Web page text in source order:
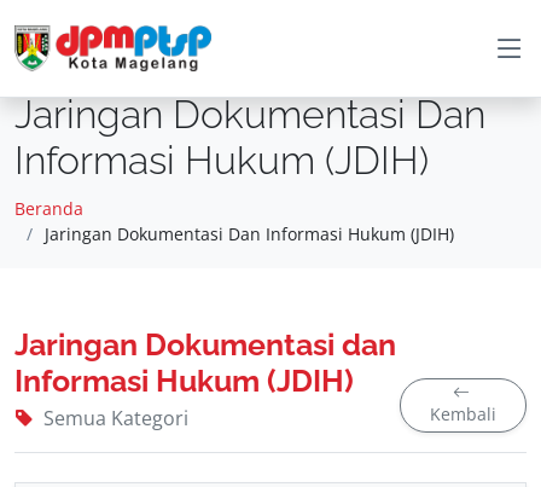
Jaringan Dokumentasi Dan
Informasi Hukum (JDIH)
Beranda
Jaringan Dokumentasi Dan Informasi Hukum (JDIH)
Jaringan Dokumentasi dan
Informasi Hukum (JDIH)
Semua Kategori Kembali